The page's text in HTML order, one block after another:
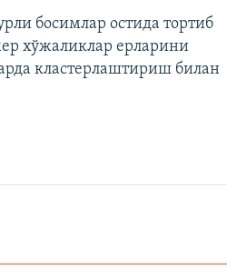
босимлар остида тортиб
хўжаликлар ерларини
кластерлаштириш билан